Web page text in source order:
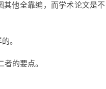
其他全靠编，而学术论文是不
。
的要点。